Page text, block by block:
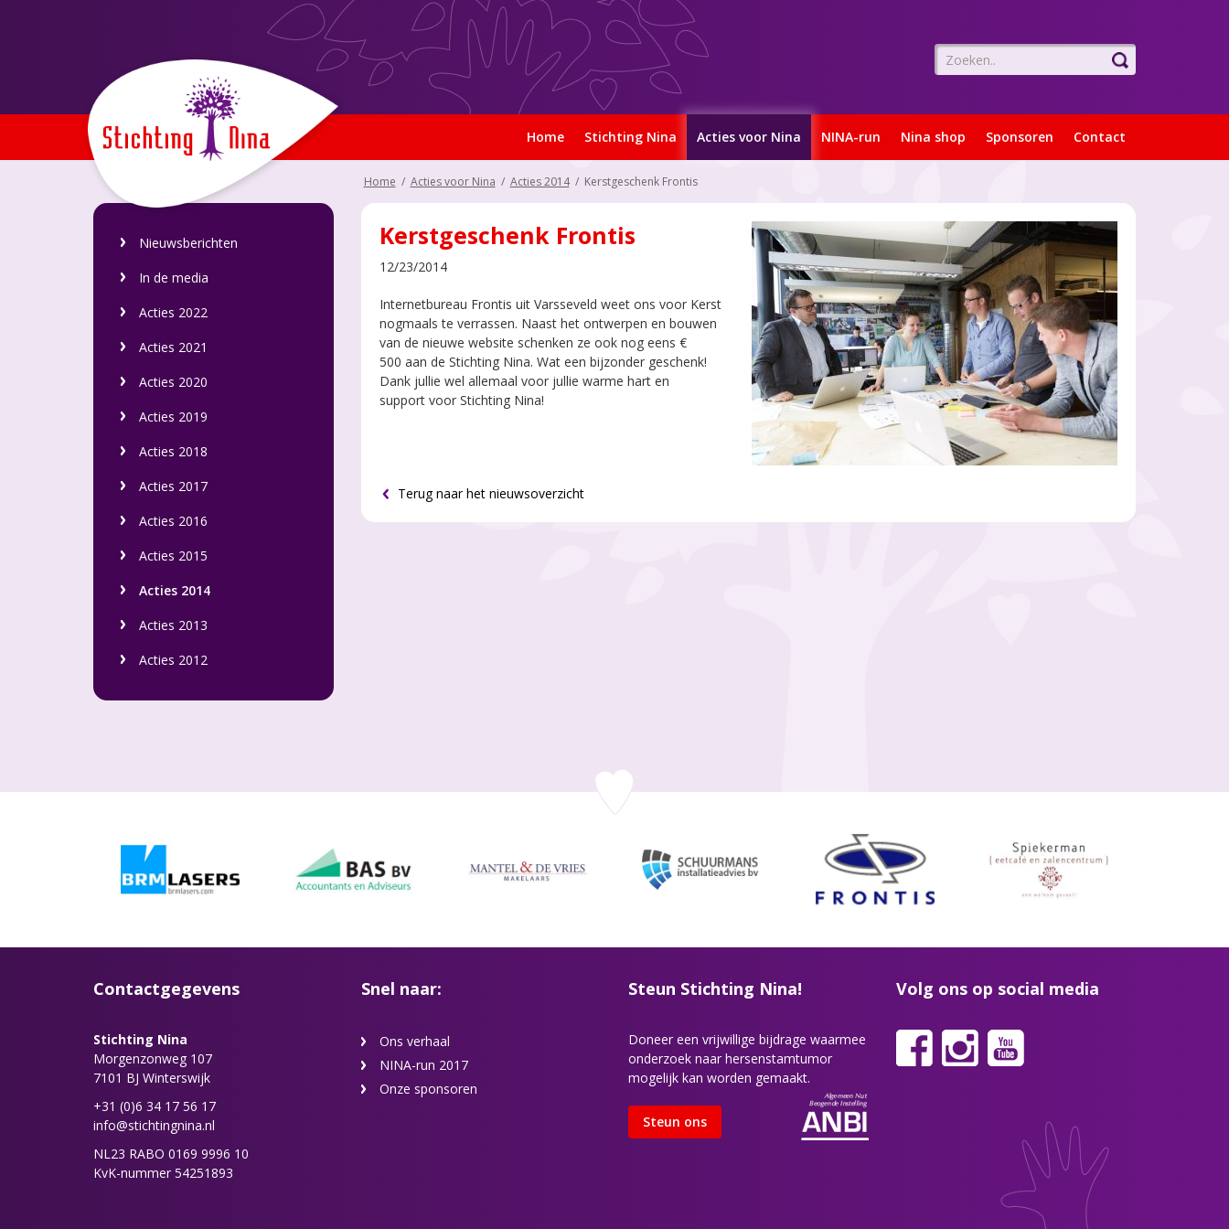
Home Stichting Nina Acties voor Nina NINA-run Nina shop Sponsoren Contact
Home / Acties voor Nina / Acties 2014/ Kerstgeschenk Frontis
Nieuwsberichten
In de media
Acties 2022
Acties 2021
Acties 2020
Acties 2019
Acties 2018
Acties 2017
Acties 2016
Acties 2015
Acties 2014
Acties 2013
Acties 2012
Kerstgeschenk Frontis
12/23/2014
Internetbureau Frontis uit Varsseveld weet ons voor Kerst
nogmaals te verrassen. Naast het ontwerpen en bouwen
van de nieuwe website schenken ze ook nog eens €
500 aan de Stichting Nina. Wat een bijzonder geschenk!
Dank jullie wel allemaal voor jullie warme hart en
support voor Stichting Nina!
Terug naar het nieuwsoverzicht
Contactgegevens
Stichting Nina
Morgenzonweg 107
7101 BJ Winterswijk
+31 (0)6 34 17 56 17
info@stichtingnina.nl
NL23 RABO 0169 9996 10
KvK-nummer 54251893
Snel naar:
Ons verhaal
NINA-run 2017
Onze sponsoren
Steun Stichting Nina!
Doneer een vrijwillige bijdrage waarmee
onderzoek naar hersenstamtumor
mogelijk kan worden gemaakt.
Steun ons
Volg ons op social media